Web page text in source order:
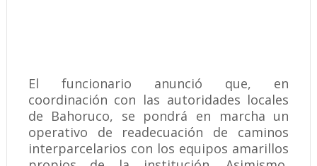
El funcionario anunció que, en
coordinación con las autoridades locales
de Bahoruco, se pondrá en marcha un
operativo de readecuación de caminos
interparcelarios con los equipos amarillos